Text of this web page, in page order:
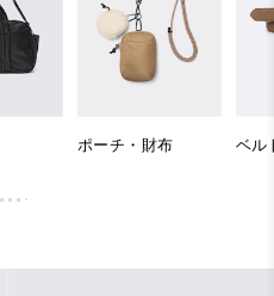
ポーチ・財布 ベル